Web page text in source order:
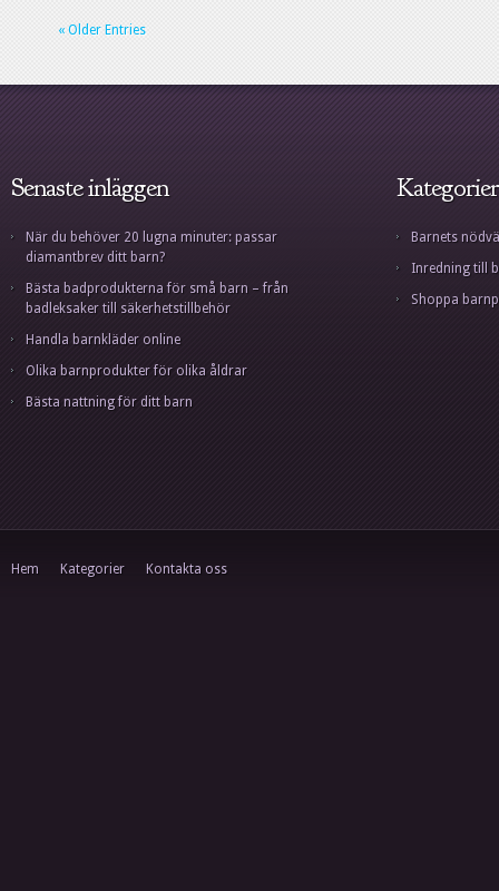
« Older Entries
Senaste inläggen
När du behöver 20 lugna minuter: passar
diamantbrev ditt barn?
Bästa badprodukterna för små barn – från
badleksaker till säkerhetstillbehör
Handla barnkläder online
Olika barnprodukter för olika åldrar
Bästa nattning för ditt barn
Kategorier
Barnets
Inredning till
Shoppa
Hem Kategorier Kontakta oss